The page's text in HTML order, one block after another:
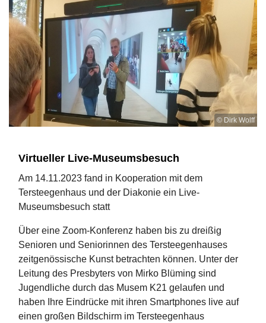
© Dirk Wolff
Virtueller Live-Museumsbesuch
Am 14.11.2023 fand in Kooperation mit dem
Tersteegenhaus und der Diakonie ein Live-
Museumsbesuch statt
Über eine Zoom-Konferenz haben bis zu dreißig
Senioren und Seniorinnen des Tersteegenhauses
zeitgenössische Kunst betrachten können. Unter der
Leitung des Presbyters von Mirko Blüming sind
Jugendliche durch das Musem K21 gelaufen und
haben Ihre Eindrücke mit ihren Smartphones live auf
einen großen Bildschirm im Tersteegenhaus